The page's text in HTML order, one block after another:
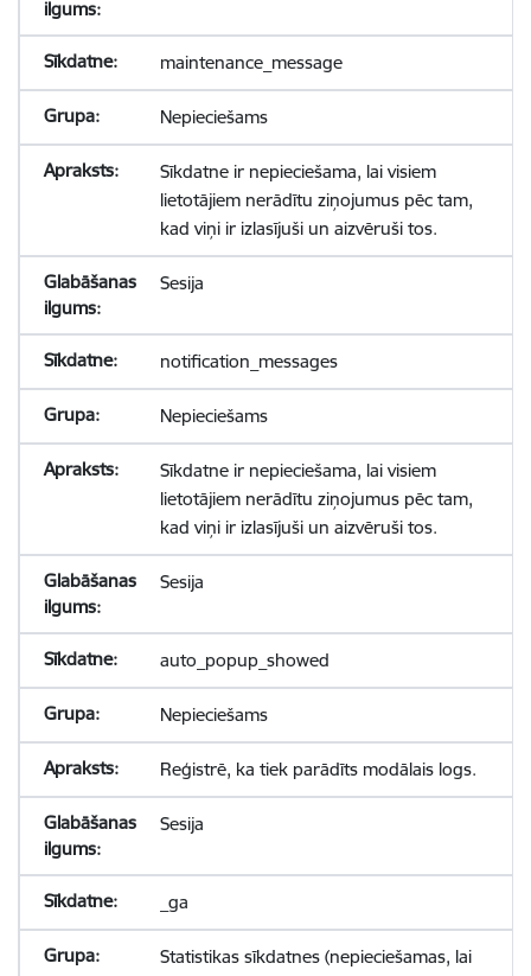
maintenance_message
Nepieciešams
Sīkdatne ir nepieciešama, lai visiem
lietotājiem nerādītu ziņojumus pēc tam,
kad viņi ir izlasījuši un aizvēruši tos.
Sesija
notification_messages
Nepieciešams
Sīkdatne ir nepieciešama, lai visiem
lietotājiem nerādītu ziņojumus pēc tam,
kad viņi ir izlasījuši un aizvēruši tos.
Sesija
auto_popup_showed
Nepieciešams
Reģistrē, ka tiek parādīts modālais logs.
Sesija
_ga
Statistikas sīkdatnes (nepieciešamas, lai